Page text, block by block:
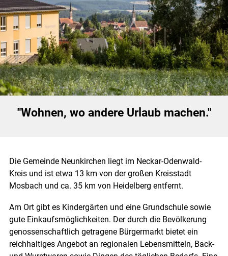
.
"Wohnen, wo andere Urlaub machen."
Die Gemeinde Neunkirchen liegt im Neckar-Odenwald-
Kreis und ist etwa 13 km von der großen Kreisstadt
Mosbach und ca. 35 km von Heidelberg entfernt.
Am Ort gibt es Kindergärten und eine Grundschule sowie
gute Einkaufs­möglichkeiten. Der durch die Bevölkerung
genossenschaftlich getragene Bürgermarkt bietet ein
reichhaltiges Angebot an regionalen Lebensmitteln, Back-